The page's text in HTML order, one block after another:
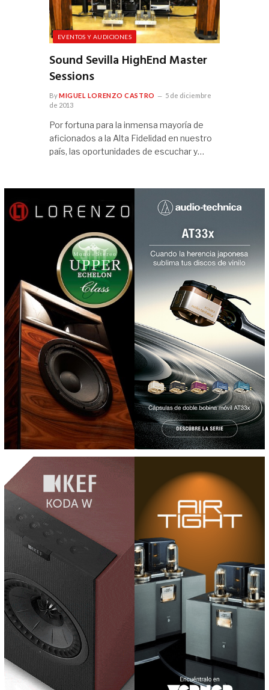
EVENTOS Y AUDICIONES
Sound Sevilla HighEnd Master
Sessions
ByMIGUEL LORENZO CASTRO
5 de diciembre
de 2013
Por fortuna para la inmensa mayoría de
aficionados a la Alta Fidelidad en nuestro
país, las oportunidades de escuchar y…